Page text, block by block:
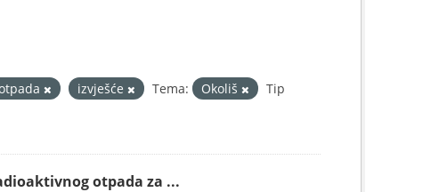
izvješće Tema: Okoliš
Tip
otpada za ...